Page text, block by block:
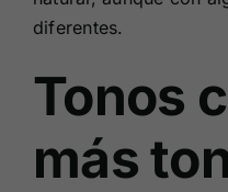
diferentes.
Tonos
más